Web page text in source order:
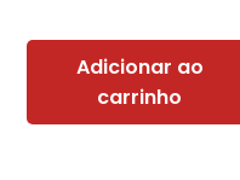
Adicionar ao
carrinho